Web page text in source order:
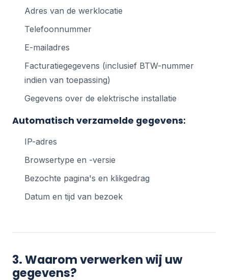
Adres van de werklocatie
Telefoonnummer
E-mailadres
Facturatiegegevens (inclusief BTW-nummer
indien van toepassing)
Gegevens over de elektrische installatie
Automatisch verzamelde gegevens:
IP-adres
Browsertype en -versie
Bezochte pagina's en klikgedrag
Datum en tijd van bezoek
3. Waarom verwerken wij uw
gegevens?